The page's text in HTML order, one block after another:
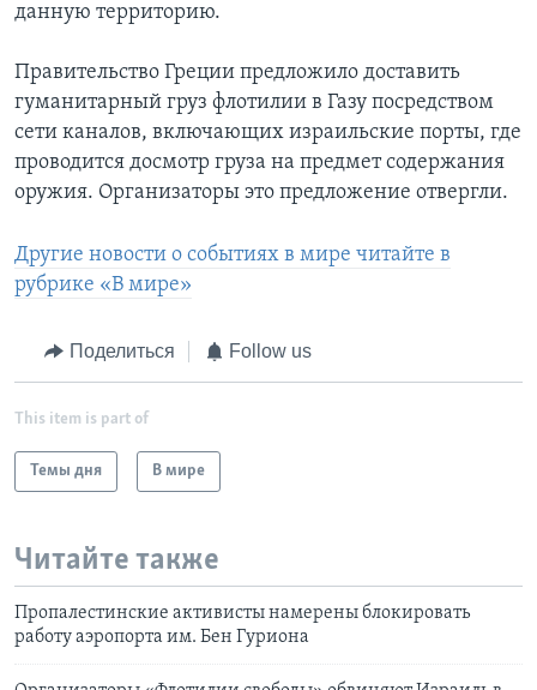
данную территорию.
Правительство Греции предложило доставить
гуманитарный груз флотилии в Газу посредством
сети каналов, включающих израильские порты, где
проводится досмотр груза на предмет содержания
оружия. Организаторы это предложение отвергли.
Другие новости о событиях в мире читайте в
рубрике «В мире»
Поделиться Follow us
This item is part of
Темы дня В мире
Читайте также
Пропалестинские активисты намерены блокировать
работу аэропорта им. Бен Гуриона